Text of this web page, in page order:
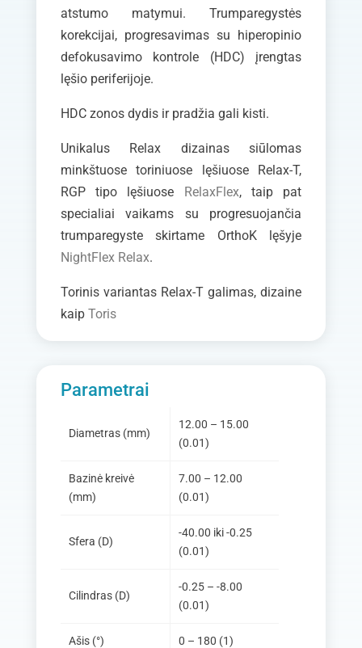
atstumo matymui. Trumparegystės
korekcijai, progresavimas su hiperopinio
defokusavimo kontrole (HDC) įrengtas
lęšio periferijoje.
HDC zonos dydis ir pradžia gali kisti.
Unikalus Relax dizainas siūlomas
minkštuose toriniuose lęšiuose Relax-T,
RGP tipo lęšiuose
RelaxFlex, taip pat
specialiai vaikams su progresuojančia
trumparegyste skirtame OrthoK lęšyje
NightFlex Relax.
Torinis variantas Relax-T galimas, dizaine
kaip Toris
Parametrai
Diametras (mm)
12.00 – 15.00
(0.01)
Bazinė kreivė
(mm)
7.00 – 12.00
(0.01)
Sfera (D)
-40.00 iki -0.25
(0.01)
Cilindras (D)
-0.25 – -8.00
(0.01)
Ašis (°) 0 – 180 (1)